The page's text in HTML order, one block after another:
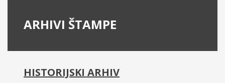
ARHIVI ŠTAMPE
HISTORIJSKI ARHIV